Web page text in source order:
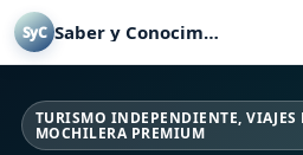
SyC Saber y Conocimiento
TURISMO INDEPENDIENTE, VIAJES
MOCHILERA PREMIUM